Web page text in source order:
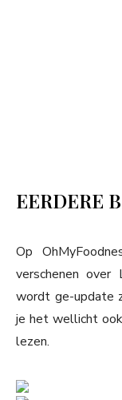
EERDERE
Op
verschenen
wordt ge-update
je het wellicht
lezen.